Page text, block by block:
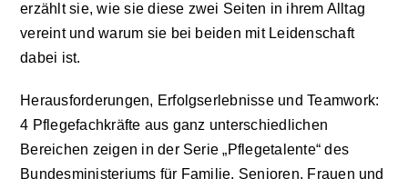
Kontakt
Leichte Sprache
erzählt sie, wie sie diese zwei Seiten in ihrem Alltag
vereint und warum sie bei beiden mit Leidenschaft
dabei ist.
Herausforderungen, Erfolgserlebnisse und Teamwork:
4 Pflegefachkräfte aus ganz unterschiedlichen
Bereichen zeigen in der Serie „Pflegetalente“ des
Bundesministeriums für Familie, Senioren, Frauen und